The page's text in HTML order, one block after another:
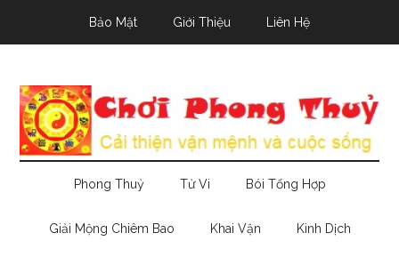
Bảo Mật Giới Thiệu Liên Hệ
Phong Thuỷ Tử Vi Bói Tổng Hợp
Giải Mộng Chiêm Bao Khai Vận Kinh Dịch